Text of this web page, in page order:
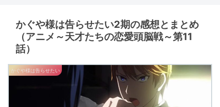
かぐや様は告らせたい2期の感想とまとめ
（アニメ～天才たちの恋愛頭脳戦～第11
話）
かぐや様は告らせたい